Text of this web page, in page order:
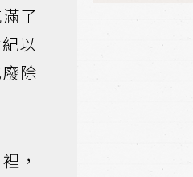
了
以
除
，